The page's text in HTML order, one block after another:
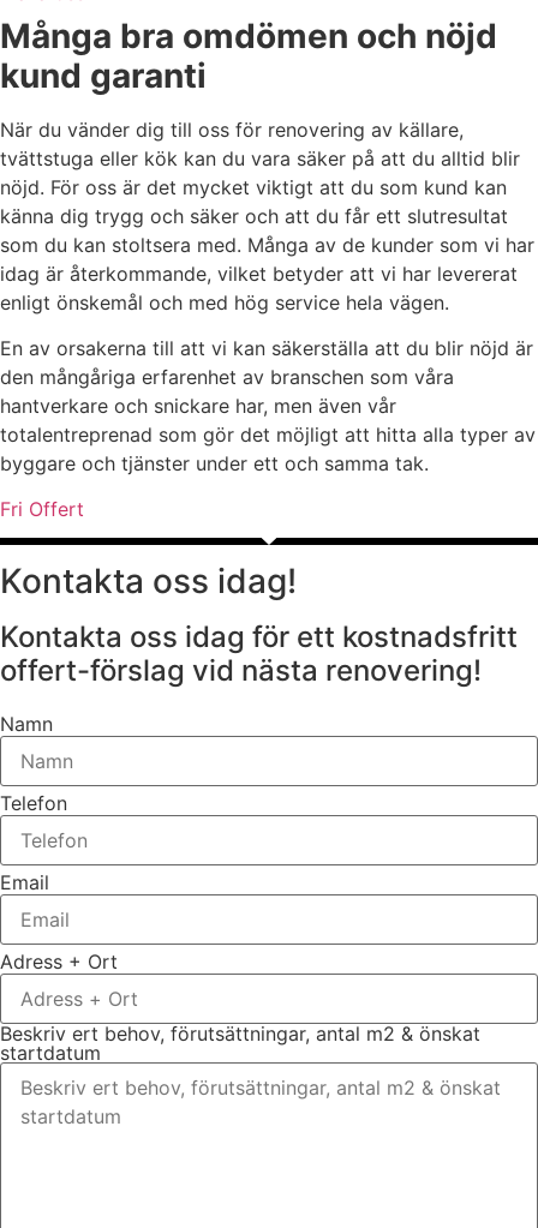
Många bra omdömen och nöjd
kund garanti
När du vänder dig till oss för renovering av källare,
tvättstuga eller kök kan du vara säker på att du alltid blir
nöjd. För oss är det mycket viktigt att du som kund kan
känna dig trygg och säker och att du får ett slutresultat
som du kan stoltsera med. Många av de kunder som vi har
idag är återkommande, vilket betyder att vi har levererat
enligt önskemål och med hög service hela vägen.
En av orsakerna till att vi kan säkerställa att du blir nöjd är
den mångåriga erfarenhet av branschen som våra
hantverkare och snickare har, men även vår
totalentreprenad som gör det möjligt att hitta alla typer av
byggare och tjänster under ett och samma tak.
Fri Offert
Kontakta oss idag!
Kontakta oss idag för ett kostnadsfritt
offert-förslag vid nästa renovering!
Namn
Telefon
Email
Adress + Ort
Beskriv ert behov, förutsättningar, antal m2 & önskat
startdatum